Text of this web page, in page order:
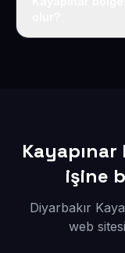
Kayapınar
işine
Diyarbakır
web